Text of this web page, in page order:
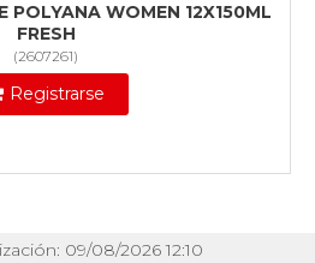
POLYANA WOMEN 12X150ML
FRESH
(2607261)
Registrarse
09/08/2026 12:10